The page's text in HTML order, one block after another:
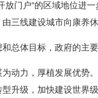
放门户”的区域地位进
三线建设城市向康养
体目标，政府的主
力，厚植发展优势。
升级，加快建设世界